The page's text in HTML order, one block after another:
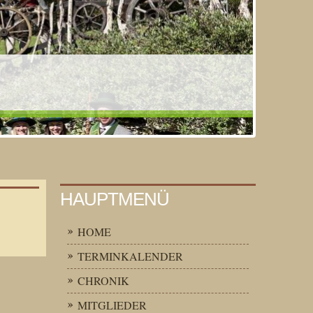
HAUPTMENÜ
HOME
TERMINKALENDER
CHRONIK
MITGLIEDER